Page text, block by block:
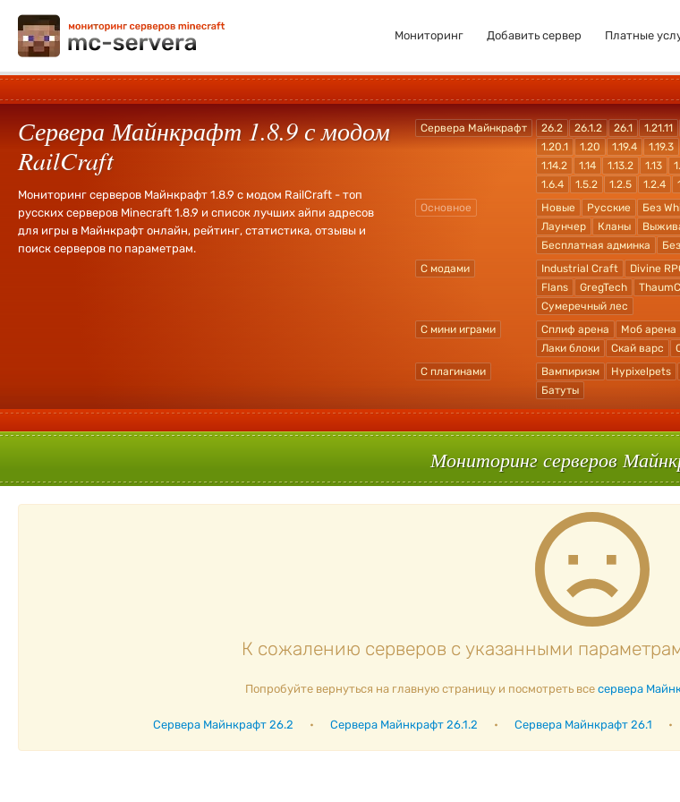
Мониторинг Добавить сервер Платные
Сервера Майнкрафт 1.8.9 с модом
RailCraft
Мониторинг серверов Майнкрафт 1.8.9 с модом RailCraft - топ
русских серверов Minecraft 1.8.9 и список лучших айпи адресов
для игры в Майнкрафт онлайн, рейтинг, статистика, отзывы и
поиск серверов по параметрам.
Сервера Майнкрафт 26.2 26.1.2 26.1 1.21.11
1.20.1
1.20 1.19.4 1.19.3
1.14.2
1.14 1.13.2 1.13
1.6.4
1.5.2 1.2.5 1.2.4
Основное
Новые Русские Без
Лаунчер
Кланы
Бесплатная админка
С модами
Industrial Craft Divine
Flans
GregTech
Сумеречный лес
С мини играми
Сплиф арена Моб арена
Лаки блоки
Скай варс
С плагинами
Вампиризм Hypixelpets
Батуты
Мониторинг серверов
К сожалению серверов с указанными
Попробуйте вернуться на главную страницу и посмотреть все сервера
Сервера Майнкрафт 26.2 • Сервера Майнкрафт 26.1.2 • Сервера Майнкрафт 26.1 •